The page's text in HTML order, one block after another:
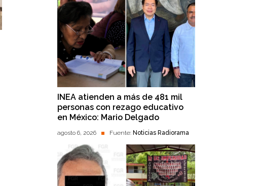
INEA atienden a más de 481 mil
personas con rezago educativo
en México: Mario Delgado
agosto 6, 2026 Fuente: Noticias Radiorama